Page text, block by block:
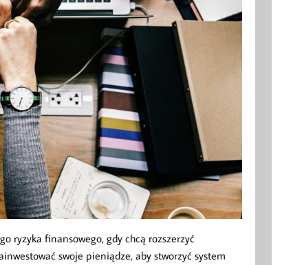
ryzyka finansowego, gdy chcą rozszerzyć
swoje pieniądze, aby stworzyć system